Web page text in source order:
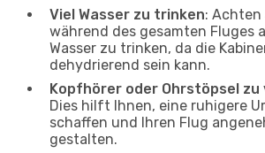
Viel Wasser zu trinken: Achten
während des gesamten Fluges
Wasser zu trinken, da die
dehydrierend sein kann.
Kopfhörer oder Ohrstöpsel zu
Dies hilft Ihnen, eine ruhigere
schaffen und Ihren Flug
gestalten.